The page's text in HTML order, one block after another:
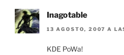
Inagotable
13 AGOSTO, 2007 A
KDE PoWa!